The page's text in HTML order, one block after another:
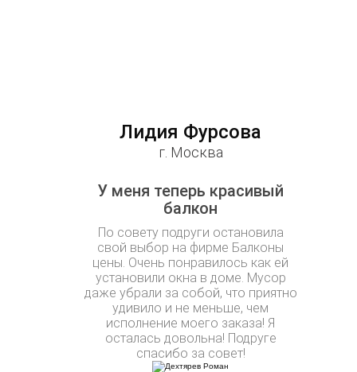
Лидия Фурсова
г. Москва
У меня теперь красивый
балкон
По совету подруги остановила
свой выбор на фирме Балконы
цены. Очень понравилось как ей
установили окна в доме. Мусор
даже убрали за собой, что приятно
удивило и не меньше, чем
исполнение моего заказа! Я
осталась довольна! Подруге
спасибо за совет!